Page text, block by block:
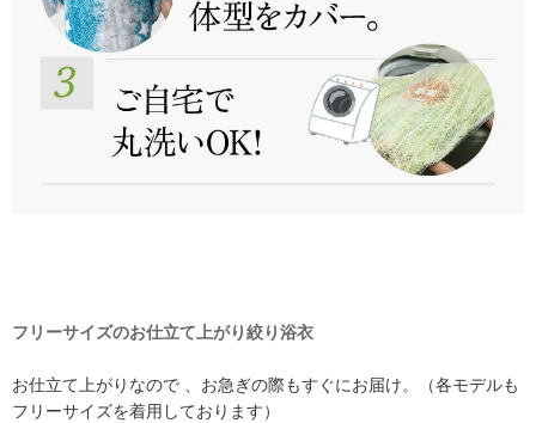
フリーサイズのお仕立て上がり絞り浴衣
お仕立て上がりなので 、お急ぎの際もすぐにお届け。（各モデルも
フリーサイズを着用しております）